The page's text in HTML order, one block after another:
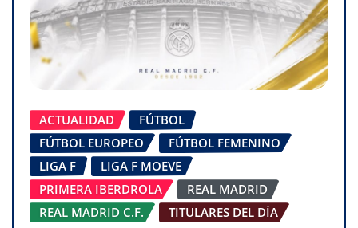
ACTUALIDAD
FÚTBOL
FÚTBOL EUROPEO
FÚTBOL FEMENINO
LIGA F
LIGA F MOEVE
PRIMERA IBERDROLA
REAL MADRID
REAL MADRID C.F.
TITULARES DEL DÍA